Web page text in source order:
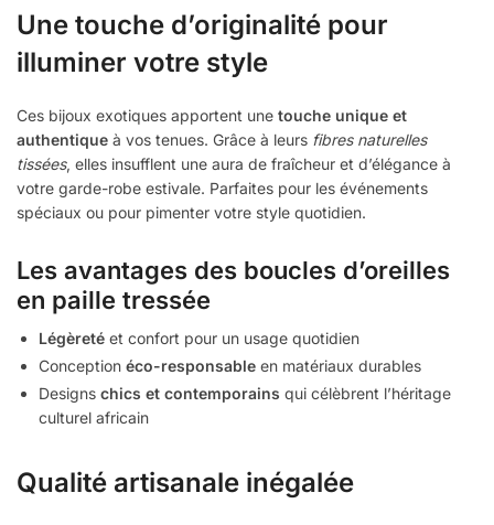
Une touche d’originalité pour
illuminer votre style
Ces bijoux exotiques apportent une touche unique et
authentique à vos tenues. Grâce à leurs fibres naturelles
tissées, elles insufflent une aura de fraîcheur et d’élégance à
votre garde-robe estivale. Parfaites pour les événements
spéciaux ou pour pimenter votre style quotidien.
Les avantages des boucles d’oreilles
en paille tressée
Légèreté et confort pour un usage quotidien
Conception éco-responsable en matériaux durables
Designs chics et contemporains qui célèbrent l’héritage
culturel africain
Qualité artisanale inégalée